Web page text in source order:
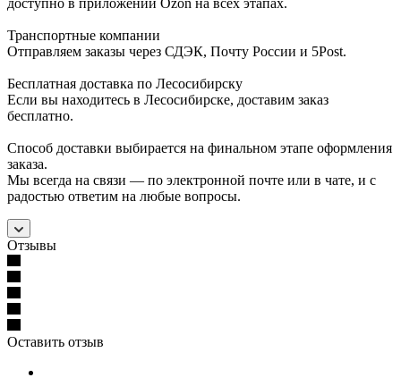
Транспортные компании
Отправляем заказы через СДЭК, Почту России и 5Post.
Бесплатная доставка по Лесосибирску
Если вы находитесь в Лесосибирске, доставим заказ
бесплатно.
Способ доставки выбирается на финальном этапе оформления
заказа.
Мы всегда на связи — по электронной почте или в чате, и с
радостью ответим на любые вопросы.
Отзывы
Оставить отзыв